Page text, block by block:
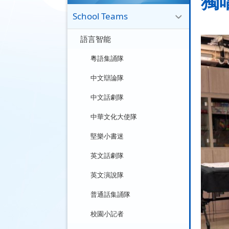
School Teams
語言智能
粵語集誦隊
中文辯論隊
中文話劇隊
中華文化大使隊
堅樂小書迷
英文話劇隊
英文演說隊
普通話集誦隊
校園小記者